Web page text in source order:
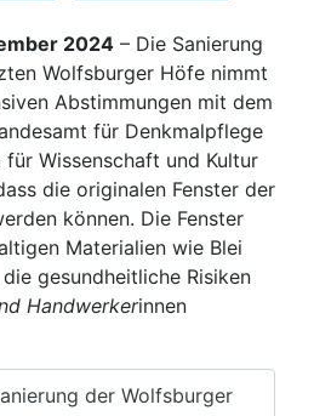
2024 – Die Sanierung
Wolfsburger Höfe nimmt
Abstimmungen mit dem
für Denkmalpflege
Wissenschaft und Kultur
die originalen Fenster der
können. Die Fenster
Materialien wie Blei
gesundheitliche Risiken
Handwerkerinnen
der Wolfsburger